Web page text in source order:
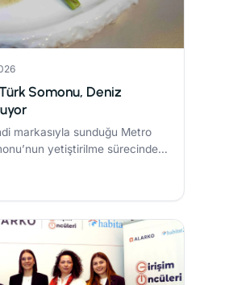
Somonu, Deniz
markasıyla sunduğu Metro
yetiştirilme sürecinde